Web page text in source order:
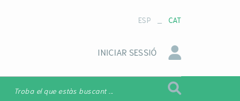
ESP _ CAT
INICIAR SESSIÓ
Troba el que estàs buscant ...